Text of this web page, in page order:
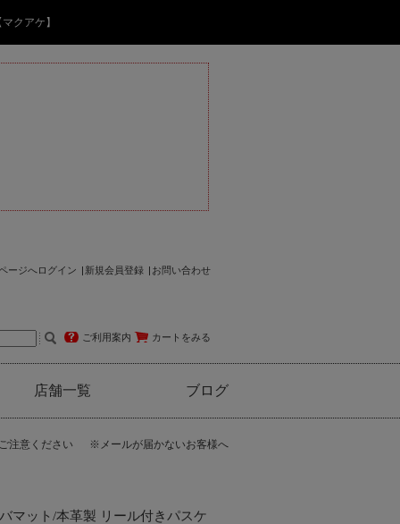
クアケ】
ージへログイン 新規会員登録 お問い合わせ
ご利用案内 カートをみる
店舗一覧 ブログ
注意ください ※メールが届かないお客様へ
マット/本革製 リール付きパスケ